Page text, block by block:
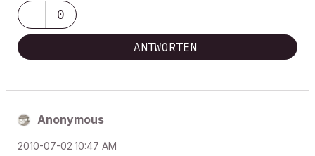
0
ANTWORTEN
Anonymous
‎2010-07-02 10:47 AM